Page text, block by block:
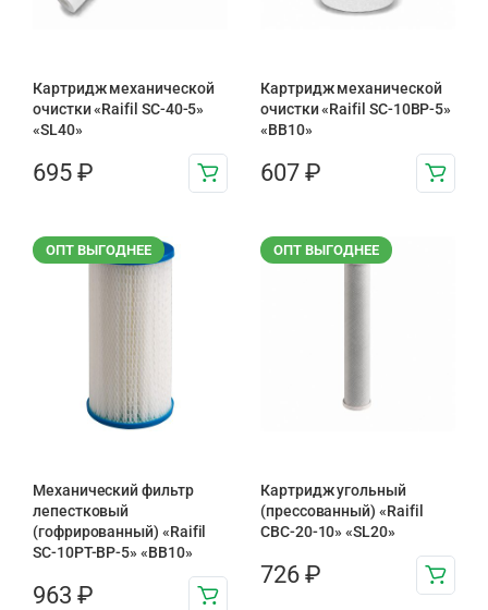
Картридж механической
очистки «Raifil SC-40-5»
«SL40»
695 ₽
Картридж механической
очистки «Raifil SC-10BP-5»
«BB10»
607 ₽
ОПТ ВЫГОДНЕЕ
Механический фильтр
лепестковый
(гофрированный) «Raifil
SC-10PT-ВР-5» «BB10»
963 ₽
ОПТ ВЫГОДНЕЕ
Картридж угольный
(прессованный) «Raifil
CBC-20-10» «SL20»
726 ₽